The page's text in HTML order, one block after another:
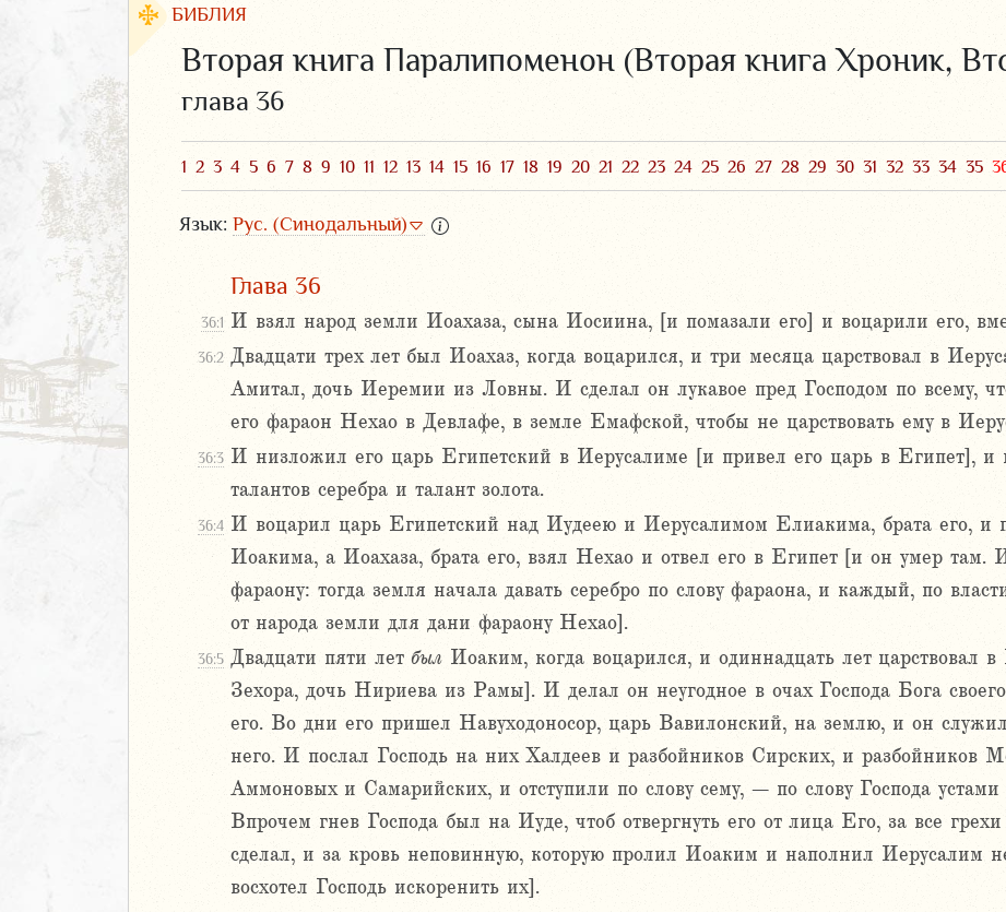
БИБЛИЯ
Вторая книга Паралипоменон (Вторая книга Хроник,
глава 36
1 2 3 4 5 6 7 8 9 10 11 12 13 14 15 16 17 18 19 20 21 22 23 24 25 26 27 28 29 30 31 32 33 34 35
Язык: Рус. (Синодальный)
Глава 36
36:1 И взял народ земли Иоахаза, сына Иосиина, [и помазали его] и воцарили его,
36:2 Двадцати трех лет был Иоахаз, когда воцарился, и три месяца царствовал в
Амитал, дочь Иеремии из Ловны. И сделал он лукавое пред Господом по всему,
его фараон Нехао в Девлафе, в земле Емафской, чтобы не царствовать ему в
36:3 И низложил его царь Египетский в Иерусалиме [и привел его царь в Египет],
талантов серебра и талант золота.
36:4 И воцарил царь Египетский над Иудеею и Иерусалимом Елиакима, брата его, и
Иоакима, а Иоахаза, брата его, взял Нехао и отвел его в Египет [и он умер там.
фараону: тогда земля начала давать серебро по слову фараона, и каждый, по
от народа земли для дани фараону Нехао].
36:5 Двадцати пяти лет был Иоаким, когда воцарился, и одиннадцать лет царствовал
Зехора, дочь Нириева из Рамы]. И делал он неугодное в очах Господа Бога
его. Во дни его пришел Навуходоносор, царь Вавилонский, на землю, и он
него. И послал Господь на них Халдеев и разбойников Сирских, и разбойников
Аммоновых и Самарийских, и отступили по слову сему, – по слову Господа устами
Впрочем гнев Господа был на Иуде, чтоб отвергнуть его от лица Его, за все
сделал, и за кровь неповинную, которую пролил Иоаким и наполнил Иерусалим
восхотел Господь искоренить их].